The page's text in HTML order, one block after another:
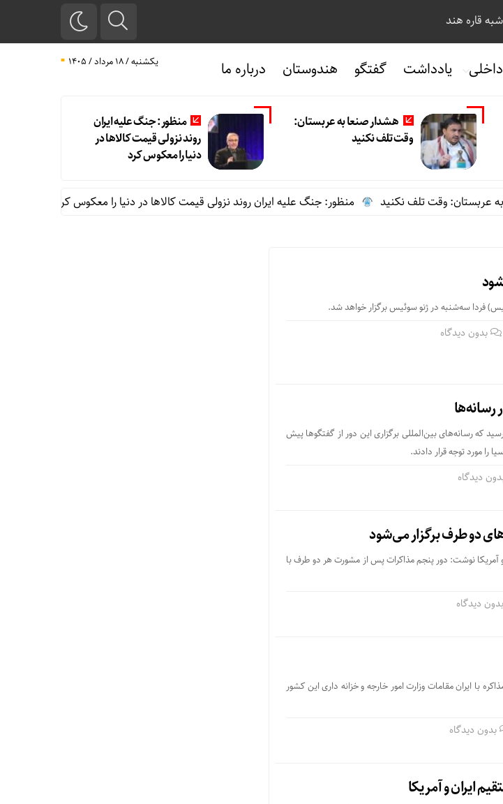
قاره هند
داخلی یادداشت گفتگو هندوستان درباره ما یکشنبه / ۱۸ مرداد / ۱۴۰۵
هشدار صنعا به عربستان:
وقت تلف نکنید
منظور: جنگ علیه ایران
روند نزولی قیمت کالاها در
دنیا را معکوس کرد
وقت تلف نکنید منظور: جنگ علیه ایران روند نزولی قیمت کالاها در دنیا را معکوس کرد
فردا سه‌شنبه در ژنو سوئیس برگزار خواهد شد.
بدون دیدگاه
رسانه‌ها
که رسانه‌های بین‌المللی برگزاری این دور از گفتگوها پیش
را مورد توجه قرار دادند.
دیدگاه
دو طرف برگزار می‌شود
و آمریکا نوشت: دور پنجم مذاکرات پس از مشورت هر دو طرف با
بدون دیدگاه
با ایران مقامات وزارت امور خارجه و خزانه داری این کشور
بدون دیدگاه
ایران و آمریکا